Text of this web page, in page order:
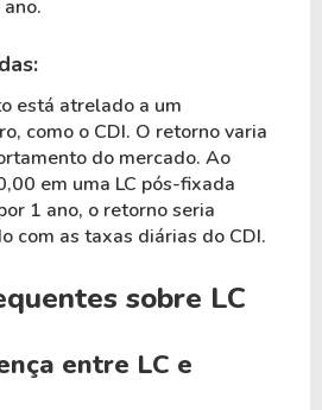
está atrelado a um
como o CDI. O retorno varia
do mercado. Ao
em uma LC pós-fixada
1 ano, o retorno seria
com as taxas diárias do CDI.
sobre LC
entre LC e